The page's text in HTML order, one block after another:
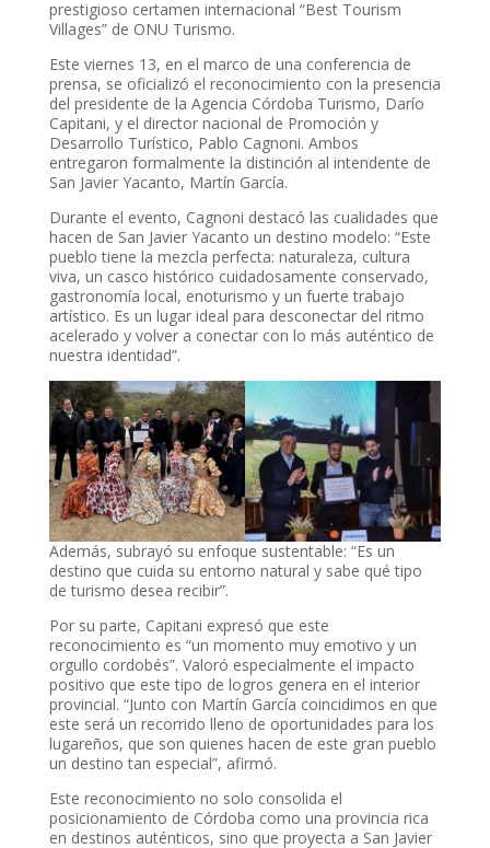
prestigioso certamen internacional “Best Tourism
Villages” de ONU Turismo.
Este viernes 13, en el marco de una conferencia de
prensa, se oficializó el reconocimiento con la presencia
del presidente de la Agencia Córdoba Turismo, Darío
Capitani, y el director nacional de Promoción y
Desarrollo Turístico, Pablo Cagnoni. Ambos
entregaron formalmente la distinción al intendente de
San Javier Yacanto, Martín García.
Durante el evento, Cagnoni destacó las cualidades que
hacen de San Javier Yacanto un destino modelo: “Este
pueblo tiene la mezcla perfecta: naturaleza, cultura
viva, un casco histórico cuidadosamente conservado,
gastronomía local, enoturismo y un fuerte trabajo
artístico. Es un lugar ideal para desconectar del ritmo
acelerado y volver a conectar con lo más auténtico de
nuestra identidad”.
Además, subrayó su enfoque sustentable: “Es un
destino que cuida su entorno natural y sabe qué tipo
de turismo desea recibir”.
Por su parte, Capitani expresó que este
reconocimiento es “un momento muy emotivo y un
orgullo cordobés”. Valoró especialmente el impacto
positivo que este tipo de logros genera en el interior
provincial. “Junto con Martín García coincidimos en que
este será un recorrido lleno de oportunidades para los
lugareños, que son quienes hacen de este gran pueblo
un destino tan especial”, afirmó.
Este reconocimiento no solo consolida el
posicionamiento de Córdoba como una provincia rica
en destinos auténticos, sino que proyecta a San Javier